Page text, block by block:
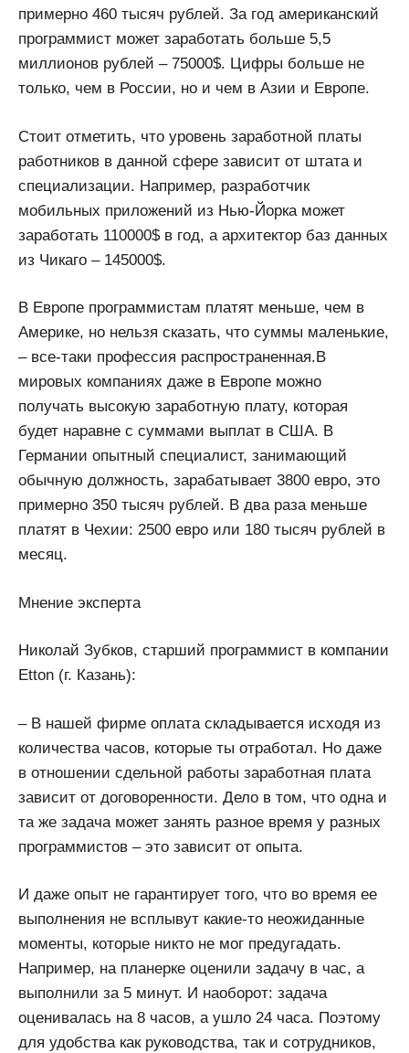
примерно 460 тысяч рублей. За год американский
программист может заработать больше 5,5
миллионов рублей – 75000$. Цифры больше не
только, чем в России, но и чем в Азии и Европе.
Стоит отметить, что уровень заработной платы
работников в данной сфере зависит от штата и
специализации. Например, разработчик
мобильных приложений из Нью-Йорка может
заработать 110000$ в год, а архитектор баз данных
из Чикаго – 145000$.
В Европе программистам платят меньше, чем в
Америке, но нельзя сказать, что суммы маленькие,
– все-таки профессия распространенная.В
мировых компаниях даже в Европе можно
получать высокую заработную плату, которая
будет наравне с суммами выплат в США. В
Германии опытный специалист, занимающий
обычную должность, зарабатывает 3800 евро, это
примерно 350 тысяч рублей. В два раза меньше
платят в Чехии: 2500 евро или 180 тысяч рублей в
месяц.
Мнение эксперта
Николай Зубков, старший программист в компании
Etton (г. Казань):
– В нашей фирме оплата складывается исходя из
количества часов, которые ты отработал. Но даже
в отношении сдельной работы заработная плата
зависит от договоренности. Дело в том, что одна и
та же задача может занять разное время у разных
программистов – это зависит от опыта.
И даже опыт не гарантирует того, что во время ее
выполнения не всплывут какие-то неожиданные
моменты, которые никто не мог предугадать.
Например, на планерке оценили задачу в час, а
выполнили за 5 минут. И наоборот: задача
оценивалась на 8 часов, а ушло 24 часа. Поэтому
для удобства как руководства, так и сотрудников,